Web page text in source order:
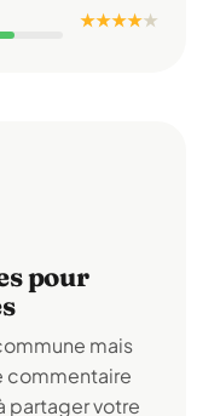
★ ★ ★ ★★
pour
mais
commentaire
partager votre